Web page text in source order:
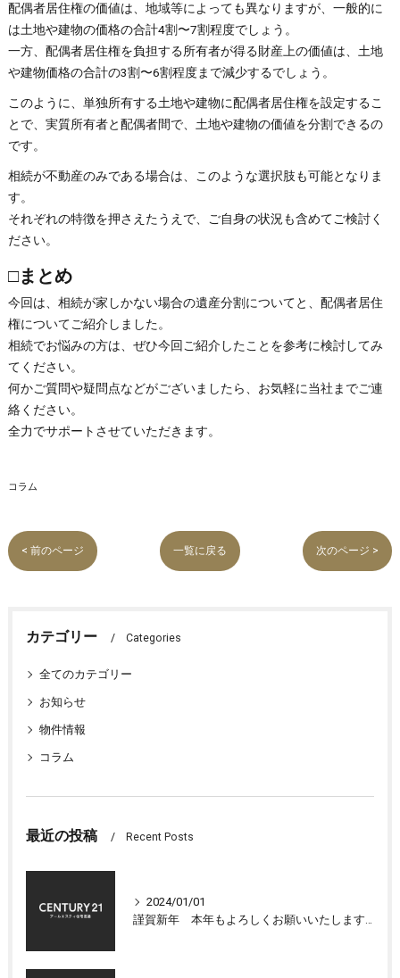
配偶者居住権の価値は、地域等によっても異なりますが、一般的に
は土地や建物の価格の合計4割〜7割程度でしょう。
一方、配偶者居住権を負担する所有者が得る財産上の価値は、土地
や建物価格の合計の3割〜6割程度まで減少するでしょう。
このように、単独所有する土地や建物に配偶者居住権を設定するこ
とで、実質所有者と配偶者間で、土地や建物の価値を分割できるの
です。
相続が不動産のみである場合は、このような選択肢も可能となりま
す。
それぞれの特徴を押さえたうえで、ご自身の状況も含めてご検討く
ださい。
□まとめ
今回は、相続が家しかない場合の遺産分割についてと、配偶者居住
権についてご紹介しました。
相続でお悩みの方は、ぜひ今回ご紹介したことを参考に検討してみ
てください。
何かご質問や疑問点などがございましたら、お気軽に当社までご連
絡ください。
全力でサポートさせていただきます。
コラム
< 前のページ 一覧に戻る 次のページ >
カテゴリー Categories
全てのカテゴリー
お知らせ
物件情報
コラム
最近の投稿 Recent Posts
2024/01/01
謹賀新年 本年もよろしくお願いいたします 大津市センチュリー21アールエスティ住宅流通